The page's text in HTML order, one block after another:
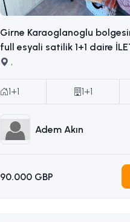
Girne Karaoglanoglu
full esyali satilik 1+1 daire İLETİŞİM
ADEM AKIN : 05338314949
,
1+1 1+1
Adem Akın
90.000 GBP